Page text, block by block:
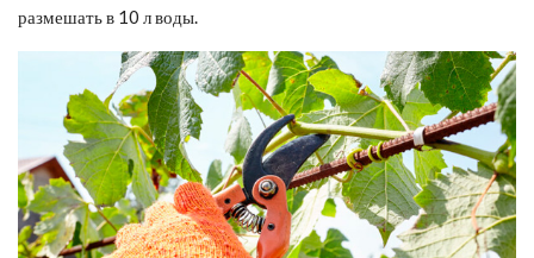
размешать в 10 л воды.